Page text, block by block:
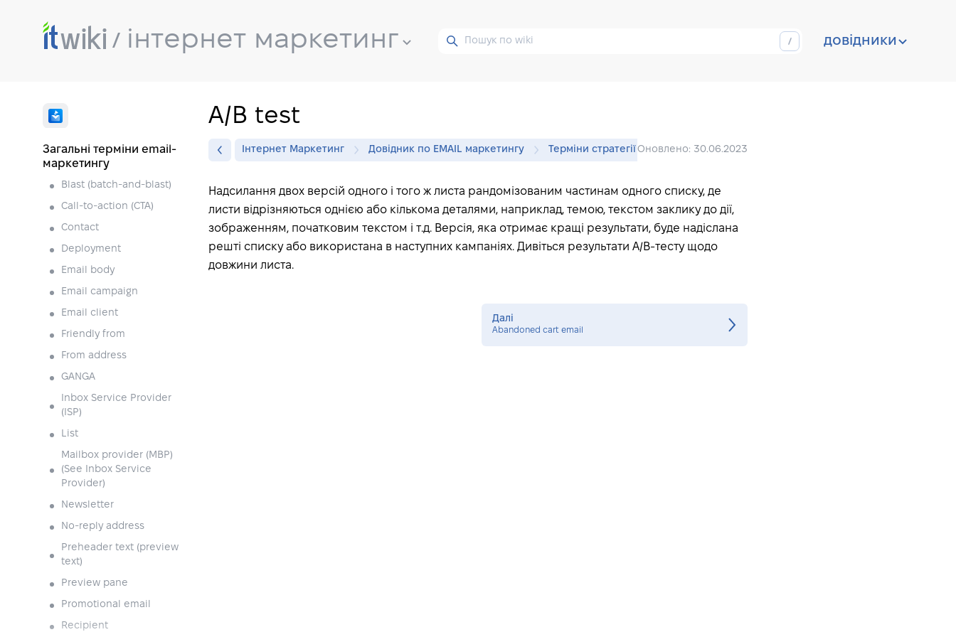
інтернет маркетинг довідники
Загальні терміни email-
маркетингу
Blast (batch-and-blast)
Call-to-action (CTA)
Contact
Deployment
Email body
Email campaign
Email client
Friendly from
From address
GANGA
Inbox Service Provider
(ISP)
List
Mailbox provider (MBP)
(See Inbox Service
Provider)
Newsletter
No-reply address
Preheader text (preview
text)
Preview pane
Promotional email
Recipient
A/B test
Інтернет Маркетинг Довідник по EMAIL маркетингу Терміни стратегії email-маркетингу
Оновлено: 30.06.2023
Надсилання двох версій одного і того ж листа рандомізованим частинам одного списку, де
листи відрізняються однією або кількома деталями, наприклад, темою, текстом заклику до дії,
зображенням, початковим текстом і т.д. Версія, яка отримає кращі результати, буде надіслана
решті списку або використана в наступних кампаніях. Дивіться результати A/B-тесту щодо
довжини листа.
Далі
Abandoned cart email